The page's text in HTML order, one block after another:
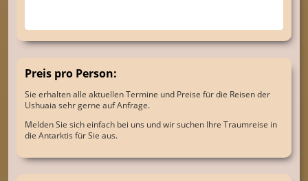
Preis pro Person:
Sie erhalten alle aktuellen Termine und Preise für die Reisen der
Ushuaia sehr gerne auf Anfrage.
Melden Sie sich einfach bei uns und wir suchen Ihre Traumreise in
die Antarktis für Sie aus.